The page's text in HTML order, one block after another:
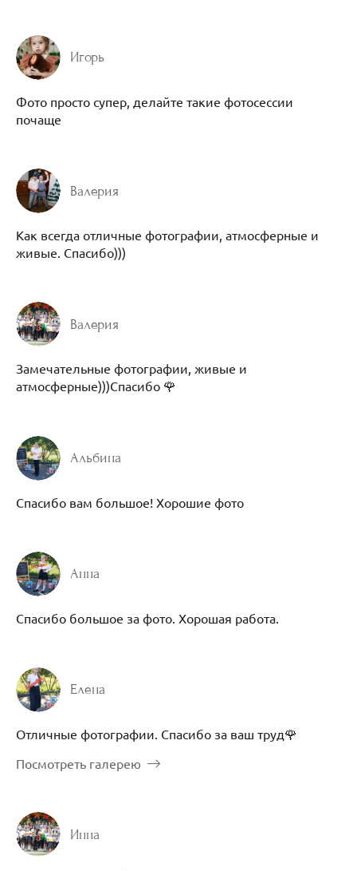
Игорь
Фото просто супер, делайте такие фотосессии
почаще
Валерия
Как всегда отличные фотографии, атмосферные и
живые. Спасибо)))
Валерия
Замечательные фотографии, живые и
атмосферные)))Спасибо 🌹
Альбина
Спасибо вам большое! Хорошие фото
Анна
Спасибо большое за фото. Хорошая работа.
Елена
Отличные фотографии. Спасибо за ваш труд🌹
Посмотреть галерею
Инна